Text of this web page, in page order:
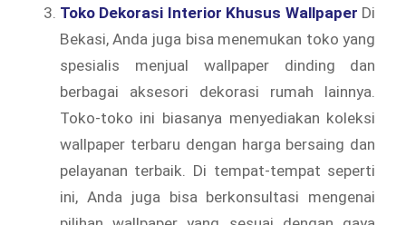
Toko Dekorasi Interior Khusus Wallpaper Di
Bekasi, Anda juga bisa menemukan toko yang
spesialis menjual wallpaper dinding dan
berbagai aksesori dekorasi rumah lainnya.
Toko-toko ini biasanya menyediakan koleksi
wallpaper terbaru dengan harga bersaing dan
pelayanan terbaik. Di tempat-tempat seperti
ini, Anda juga bisa berkonsultasi mengenai